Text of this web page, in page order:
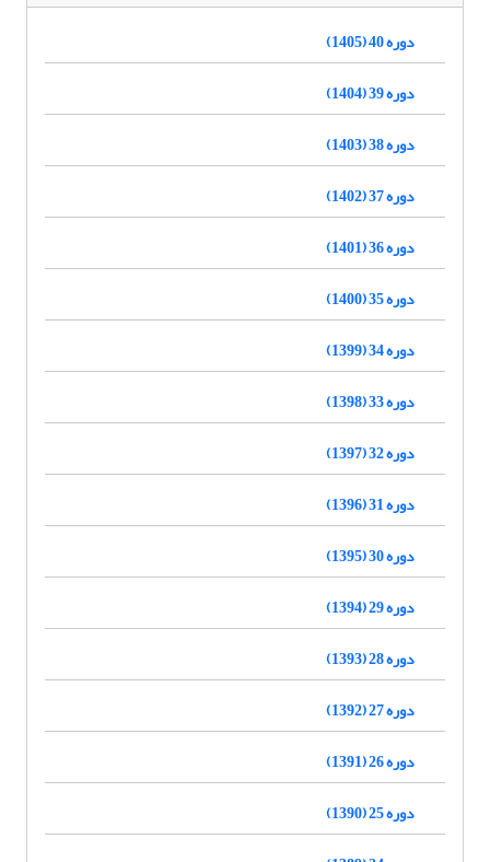
دوره 40 (1405)
دوره 39 (1404)
دوره 38 (1403)
دوره 37 (1402)
دوره 36 (1401)
دوره 35 (1400)
دوره 34 (1399)
دوره 33 (1398)
دوره 32 (1397)
دوره 31 (1396)
دوره 30 (1395)
دوره 29 (1394)
دوره 28 (1393)
دوره 27 (1392)
دوره 26 (1391)
دوره 25 (1390)